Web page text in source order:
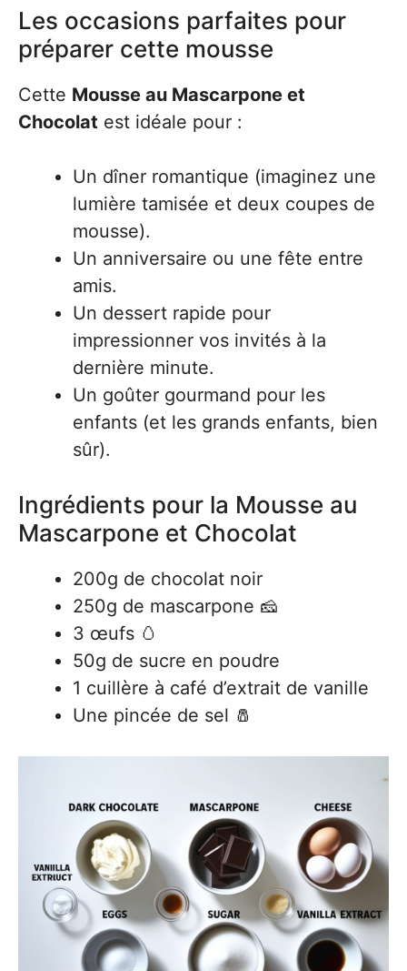
Les occasions parfaites pour
préparer cette mousse
Cette Mousse au Mascarpone et
Chocolat est idéale pour :
Un dîner romantique (imaginez une
lumière tamisée et deux coupes de
mousse).
Un anniversaire ou une fête entre
amis.
Un dessert rapide pour
impressionner vos invités à la
dernière minute.
Un goûter gourmand pour les
enfants (et les grands enfants, bien
sûr).
Ingrédients pour la Mousse au
Mascarpone et Chocolat
200g de chocolat noir
250g de mascarpone 🧀
3 œufs 🥚
50g de sucre en poudre
1 cuillère à café d’extrait de vanille
Une pincée de sel 🧂